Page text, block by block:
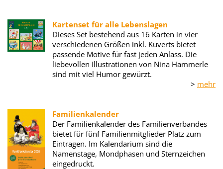
Kartenset für alle Lebenslagen
Dieses Set bestehend aus 16 Karten in vier
verschiedenen Größen inkl. Kuverts bietet
passende Motive für fast jeden Anlass. Die
liebevollen Illustrationen von Nina Hammerle
sind mit viel Humor gewürzt.
> mehr
Familienkalender
Der Familienkalender des Familienverbandes
bietet für fünf Familienmitglieder Platz zum
Eintragen. Im Kalendarium sind die
Namenstage, Mondphasen und Sternzeichen
eingedruckt.